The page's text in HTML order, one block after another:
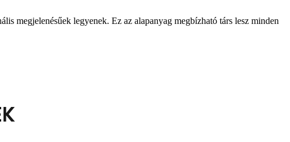
megjelenésűek legyenek. Ez az alapanyag megbízható társ lesz minden